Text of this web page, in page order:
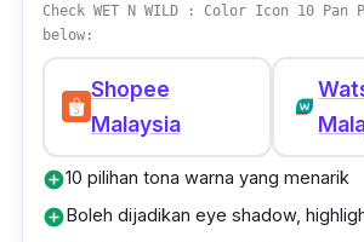
Check WET N WILD : Color Icon 10
below:
Shopee
Malaysia
add_circle10 pilihan tona warna yang menarik
add_circleBoleh dijadikan eye shadow,